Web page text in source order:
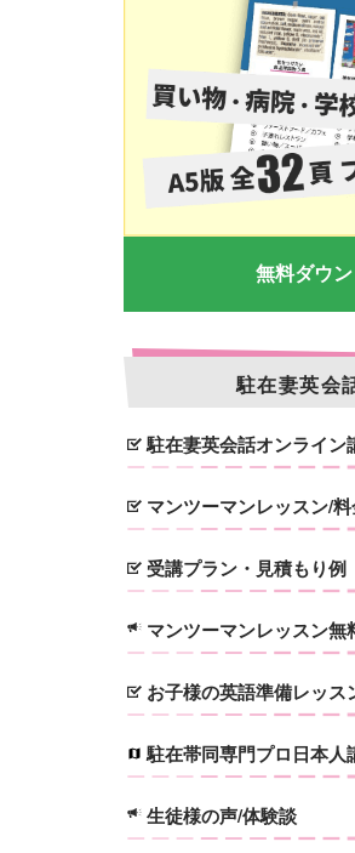
無料ダウ
駐在妻英会
駐在妻英会話オンライン
マンツーマンレッスン/
受講プラン・見積もり例
マンツーマンレッスン無
お子様の英語準備レッス
駐在帯同専門プロ日本人
生徒様の声/体験談